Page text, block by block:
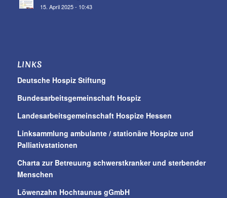
15. April 2025 - 10:43
LINKS
Deutsche Hospiz Stiftung
Bundesarbeitsgemeinschaft Hospiz
Landesarbeitsgemeinschaft Hospize Hessen
Linksammlung ambulante / stationäre Hospize und
Palliativstationen
Charta zur Betreuung schwerstkranker und sterbender
Menschen
Löwenzahn Hochtaunus gGmbH